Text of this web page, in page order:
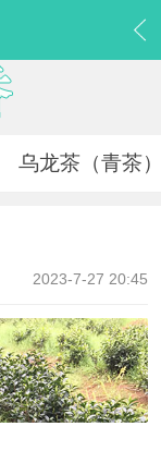
乌龙茶（青茶
2023-7-27 20:45